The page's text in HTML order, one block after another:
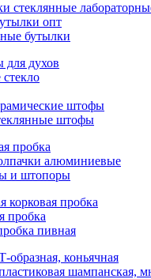
стеклянные
опт
бутылки
для духов
штофы
штофы
пробка
алюминиевые
и штопоры
корковая пробка
пробка
пивная
образная, коньячная
шампанская,